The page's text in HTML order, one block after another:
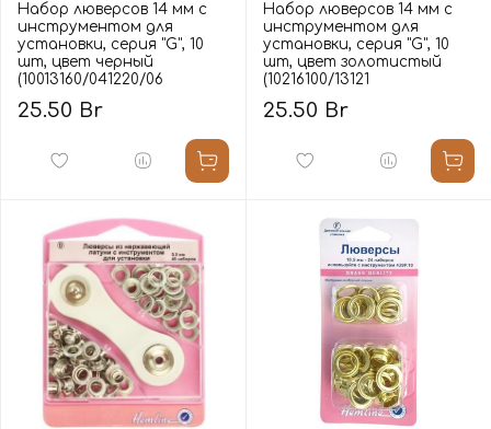
Набор люверсов 14 мм с
инструментом для
установки, серия "G", 10
шт, цвет черный
(10013160/041220/06
25.50 Br
Набор люверсов 14 мм с
инструментом для
установки, серия "G", 10
шт, цвет золотистый
(10216100/13121
25.50 Br